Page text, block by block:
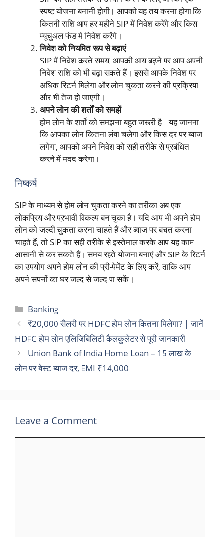
स्पष्ट योजना बनानी होगी। आपको यह तय करना होगा कि
कितनी राशि आप हर महीने SIP में निवेश करेंगे और किस
म्यूचुअल फंड में निवेश करेंगे।
निवेश को नियमित रूप से बढ़ाएं
SIP में निवेश करते समय, आपकी आय बढ़ने पर आप अपनी
निवेश राशि को भी बढ़ा सकते हैं। इससे आपके निवेश पर
अधिक रिटर्न मिलेगा और लोन चुकता करने की प्रक्रिया
और भी तेज हो जाएगी।
अपने लोन की शर्तों को समझें
होम लोन के शर्तों को समझना बहुत जरूरी है। यह जानना
कि आपका लोन कितना लंबा चलेगा और किस दर पर ब्याज
लगेगा, आपको अपने निवेश को सही तरीके से प्रबंधित
करने में मदद करेगा।
निष्कर्ष
SIP के माध्यम से होम लोन चुकता करने का तरीका अब एक
लोकप्रिय और प्रभावी विकल्प बन चुका है। यदि आप भी अपने होम
लोन को जल्दी चुकता करना चाहते हैं और ब्याज पर बचत करना
चाहते हैं, तो SIP का सही तरीके से इस्तेमाल करके आप यह काम
आसानी से कर सकते हैं। समय रहते योजना बनाएं और SIP के रिटर्न
का उपयोग अपने होम लोन की प्री-पेमेंट के लिए करें, ताकि आप
अपने सपनों का घर जल्द से जल्द पा सकें।
Categories
Banking
₹20,000 सैलरी पर HDFC होम लोन कितना मिलेगा? | जानें
HDFC होम लोन एलिजिबिलिटी कैलकुलेटर से पूरी जानकारी
Union Bank of India Home Loan – 15 लाख के
लोन पर बेस्ट ब्याज दर, EMI ₹14,000
Leave a Comment